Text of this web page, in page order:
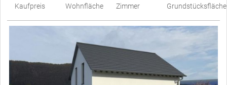
Kaufpreis
Wohnfläche
Zimmer
Grundstücksfläche